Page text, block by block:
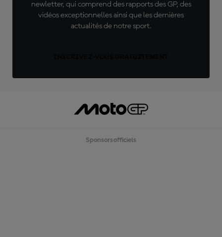
newletter, qui comprend des rapports des GP, des
vidéos exceptionnelles ainsi que les dernières
actualités de notre sport.
Sponsors officiels